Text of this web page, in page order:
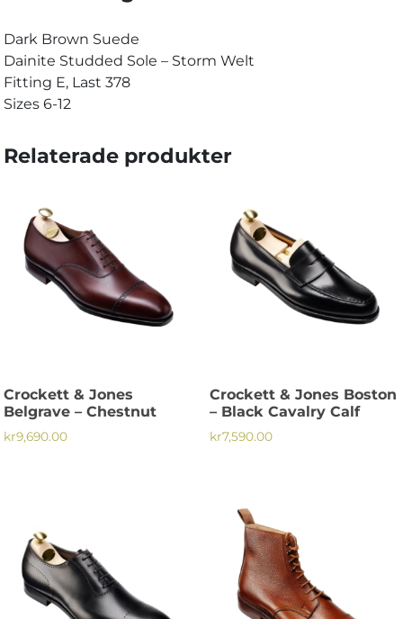
Dark Brown Suede
Dainite Studded Sole – Storm Welt
Fitting E, Last 378
Sizes 6-12
Relaterade produkter
Crockett & Jones
Belgrave – Chestnut
kr9,690.00
flera
varianter.
De
Crockett & Jones Boston
– Black Cavalry Calf
kr7,590.00
varianter.
olika